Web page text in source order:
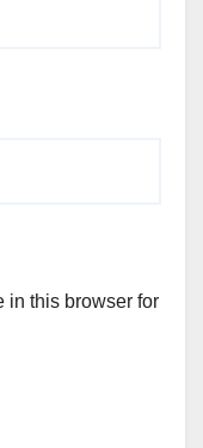
in this browser for